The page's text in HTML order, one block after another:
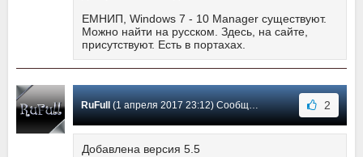
ЕМНИП, Windows 7 - 10 Manager существуют.
Можно найти на русском. Здесь, на сайте,
присутствуют. Есть в портахах.
RuFull(1 апреля 2017 23:12) Сообщение #52 2
Добавлена версия 5.5